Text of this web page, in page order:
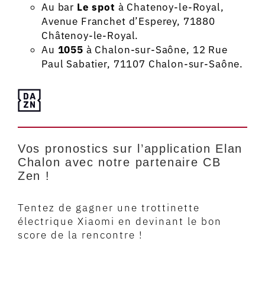
Au bar Le spot à Chatenoy-le-Royal,
Avenue Franchet d’Esperey, 71880
Châtenoy-le-Royal.
Au 1055 à Chalon-sur-Saône, 12 Rue
Paul Sabatier, 71107 Chalon-sur-Saône.
Vos pronostics sur l’application Elan
Chalon avec notre partenaire CB
Zen !
Tentez de gagner une trottinette
électrique Xiaomi en devinant le bon
score de la rencontre !